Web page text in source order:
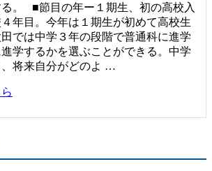
。 ■節目の年ー１期生、初の高校入
年目。今年は１期生が初めて高校生
では中学３年の段階で普通科に進学
学するかを選ぶことができる。中学
将来自分がどのよ …